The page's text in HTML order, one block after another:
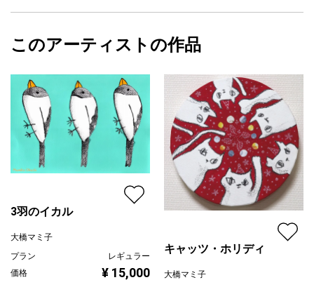
カラー
ピンク
配送目安
二週間以内
フォローする
大橋マミ子
このアーティストの作品
3羽のイカル
大橋マミ子
プラン
レギュラー
価格
¥ 15,000
キャッツ・ホリディ
大橋マミ子